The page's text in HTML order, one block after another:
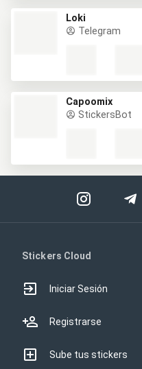
Loki
Telegram
Capoomix
StickersBot
Stickers Cloud
Iniciar Sesión
Registrarse
Sube tus stickers